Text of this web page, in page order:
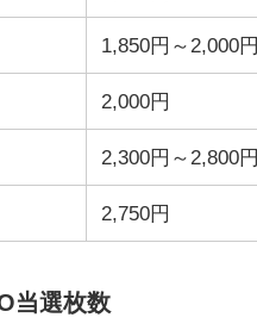
1,850円～2,000円
2,000円
2,300円～2,800円
2,750円
当選枚数